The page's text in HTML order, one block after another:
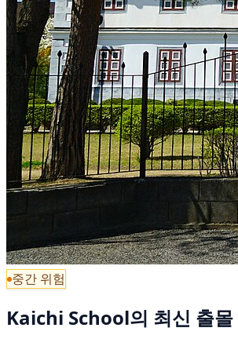
중간 위험
Kaichi School의 최신 출몰